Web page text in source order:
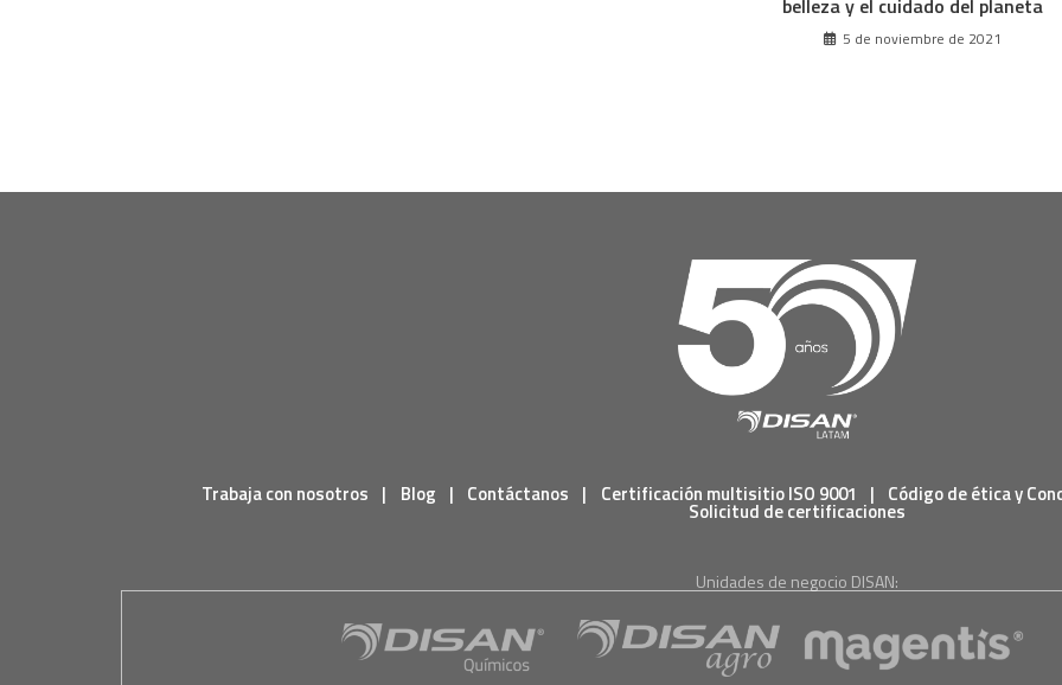
belleza y el cuidado del planeta
5 de noviembre de 2021
Trabaja con nosotros | Blog | Contáctanos | Certificación multisitio ISO 9001 | Código de ética y
Solicitud de certificaciones
Unidades de negocio DISAN: